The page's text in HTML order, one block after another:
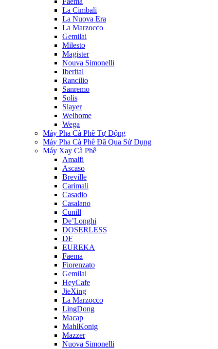
La Cimbali
La Nuova Era
La Marzocco
Gemilai
Milesto
Magister
Nouva Simonelli
Iberital
Rancilio
Sanremo
Solis
Slayer
Welhome
Wega
Máy Pha Cà Phê Tự Động
Máy Pha Cà Phê Đã Qua Sử Dụng
Máy Xay Cà Phê
Amalfi
Ascaso
Breville
Carimali
Casadio
Casalano
Cunill
De’Longhi
DOSERLESS
DF
EUREKA
Faema
Fiorenzato
Gemilai
HeyCafe
JieXing
La Marzocco
LingDong
Macap
MahlKonig
Mazzer
Nuova Simonelli